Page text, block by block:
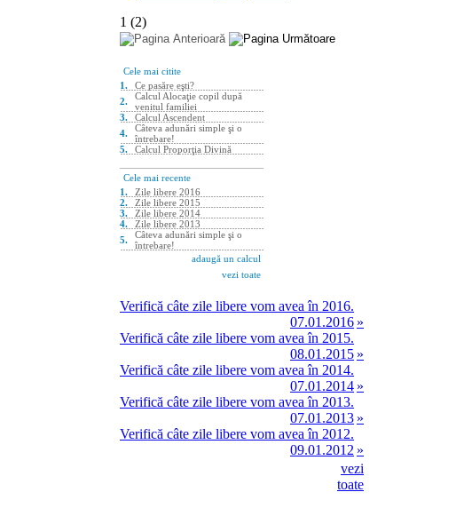
1 (2)
Verifică câte zile libere vom avea în 2016.
07.01.2016 »
Verifică câte zile libere vom avea în 2015.
08.01.2015 »
Verifică câte zile libere vom avea în 2014.
07.01.2014 »
Verifică câte zile libere vom avea în 2013.
07.01.2013 »
Verifică câte zile libere vom avea în 2012.
09.01.2012 »
vezi
toate